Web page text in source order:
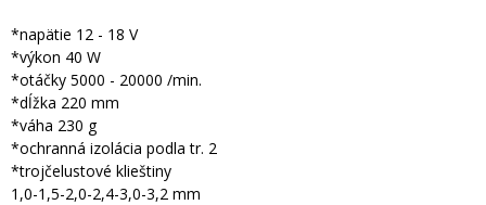
*napätie 12 - 18 V
*výkon 40 W
*otáčky 5000 - 20000 /min.
*dĺžka 220 mm
*váha 230 g
*ochranná izolácia podla tr. 2
*trojčelustové klieštiny
1,0-1,5-2,0-2,4-3,0-3,2 mm